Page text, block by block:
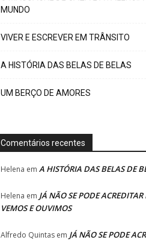
MUNDO
VIVER E ESCREVER EM TRÂNSITO
A HISTÓRIA DAS BELAS DE BELAS
UM BERÇO DE AMORES
Comentários recentes
Helena em A HISTÓRIA DAS BELAS DE
Helena em JÁ NÃO SE PODE
VEMOS E OUVIMOS
Alfredo Quintas em JÁ NÃO SE PODE